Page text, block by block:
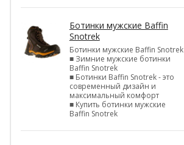
Ботинки мужские Baffin
Snotrek
Ботинки мужские Baffin Snotrek
■ Зимние мужские ботинки
Baffin Snotrek
■ Ботинки Baffin Snotrek - это
современный дизайн и
максимальный комфорт
■ Купить ботинки мужские
Baffin Snotrek